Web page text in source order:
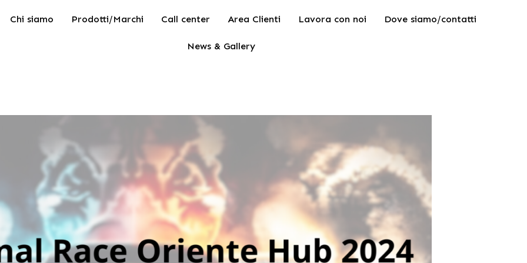
Chi siamo Prodotti/Marchi Call center Area Clienti Lavora con noi Dove siamo/contatti
News & Gallery